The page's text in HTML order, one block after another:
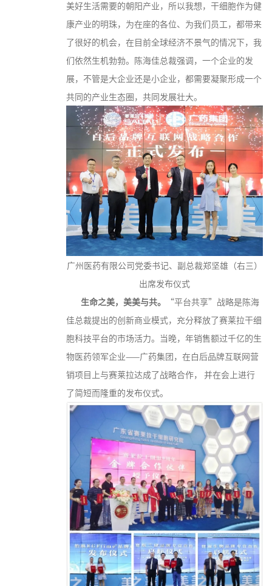
美好生活需要的朝阳产业，所以我想，干细胞作为健
康产业的明珠，为在座的各位、为我们员工，都带来
了很好的机会，在目前全球经济不景气的情况下，我
们依然生机勃勃。陈海佳总裁强调，一个企业的发
展，不管是大企业还是小企业，都需要凝聚形成一个
共同的产业生态圈，共同发展壮大。
广州医药有限公司党委书记、副总裁郑坚雄（右三）
出席发布仪式
生命之美，美美与共。
“平台共享”战略是陈海
佳总裁提出的创新商业模式，充分释放了赛莱拉干细
胞科技平台的市场活力。当晚，年销售额过千亿的生
物医药领军企业——广药集团，在白后品牌互联网营
销项目上与赛莱拉达成了战略合作， 并在会上进行
了简短而隆重的发布仪式。